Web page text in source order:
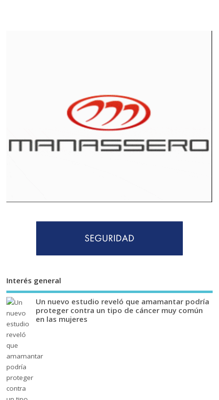
Interés general
Un nuevo estudio reveló que amamantar podría
proteger contra un tipo de cáncer muy común
en las mujeres